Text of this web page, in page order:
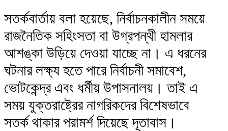
সতর্কবার্তায় বলা হয়েছে, নির্বাচনকালীন সময়ে
রাজনৈতিক সহিংসতা বা উগ্রপন্থী হামলার
আশঙ্কা উড়িয়ে দেওয়া যাচ্ছে না। এ ধরনের
ঘটনার লক্ষ্য হতে পারে নির্বাচনী সমাবেশ,
ভোটকেন্দ্র এবং ধর্মীয় উপাসনালয়। তাই এ
সময় যুক্তরাষ্ট্রের নাগরিকদের বিশেষভাবে
সতর্ক থাকার পরামর্শ দিয়েছে দূতাবাস।